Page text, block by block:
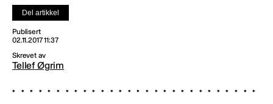
Del artikkel
Publisert
02.11.2017 11:37
Skrevet av
Tellef Øgrim